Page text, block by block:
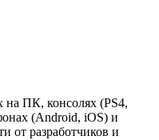
на ПК, консолях (PS4,
(Android, iOS) и
от разработчиков и